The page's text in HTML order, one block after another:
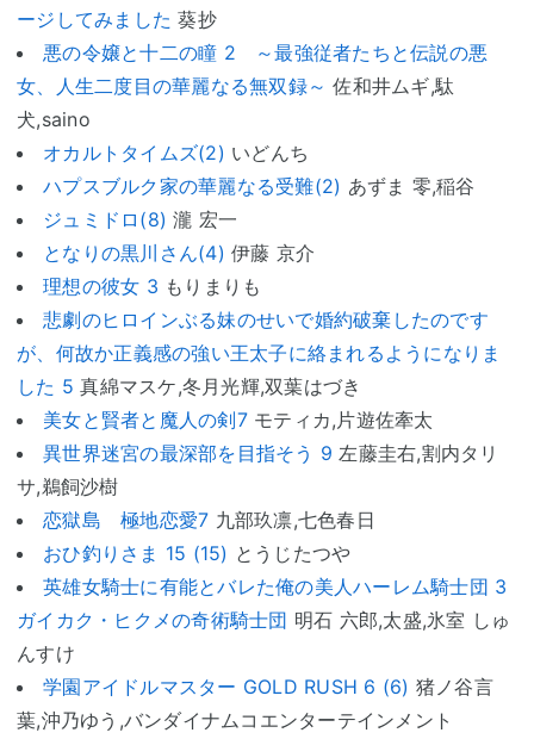
ージしてみました 葵抄
悪の令嬢と十二の瞳 2 ～最強従者たちと伝説の悪
女、人生二度目の華麗なる無双録～ 佐和井ムギ,駄
犬,saino
オカルトタイムズ(2) いどんち
ハプスブルク家の華麗なる受難(2) あずま 零,稲谷
ジュミドロ(8) 瀧 宏一
となりの黒川さん(4) 伊藤 京介
理想の彼女 3 もりまりも
悲劇のヒロインぶる妹のせいで婚約破棄したのです
が、何故か正義感の強い王太子に絡まれるようになりま
した 5 真綿マスケ,冬月光輝,双葉はづき
美女と賢者と魔人の剣7モティカ,片遊佐牽太
異世界迷宮の最深部を目指そう 9 左藤圭右,割内タリ
サ,鵜飼沙樹
恋獄島 極地恋愛7 九部玖凛,七色春日
おひ釣りさま 15 (15) とうじたつや
英雄女騎士に有能とバレた俺の美人ハーレム騎士団 3
ガイカク・ヒクメの奇術騎士団 明石 六郎,太盛,氷室 しゅ
んすけ
学園アイドルマスター GOLD RUSH 6 (6) 猪ノ谷言
葉,沖乃ゆう,バンダイナムコエンターテインメント